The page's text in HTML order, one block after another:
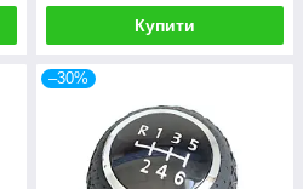
Купити
–30%